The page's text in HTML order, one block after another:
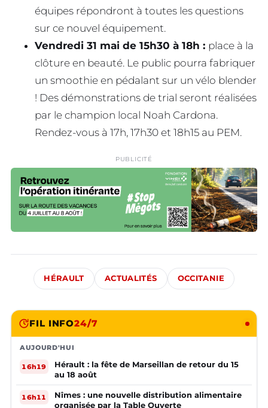
équipes répondront à toutes les questions
sur ce nouvel équipement.
Vendredi 31 mai de 15h30 à 18h : place à la
clôture en beauté. Le public pourra fabriquer
un smoothie en pédalant sur un vélo blender
! Des démonstrations de trial seront réalisées
par le champion local Noah Cardona.
Rendez-vous à 17h, 17h30 et 18h15 au PEM.
PUBLICITÉ
HÉRAULT ACTUALITÉS OCCITANIE
FIL INFO24/7
AUJOURD'HUI
16h19
Hérault : la fête de Marseillan de retour du 15
au 18 août
16h11
Nîmes : une nouvelle distribution alimentaire
organisée par la Table Ouverte